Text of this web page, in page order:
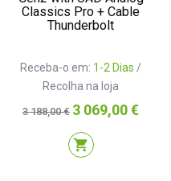
Classics Pro + Cable
Thunderbolt
Receba-o em: 1-2 Dias /
Recolha na loja
Preço
normal
3 188,00 € Preço
3 069,00 €
shopping_cart